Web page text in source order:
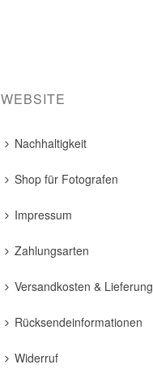
WEBSITE
Nachhaltigkeit
Shop für Fotografen
Impressum
Zahlungsarten
Versandkosten & Lieferung
Rücksendeinformationen
Widerruf